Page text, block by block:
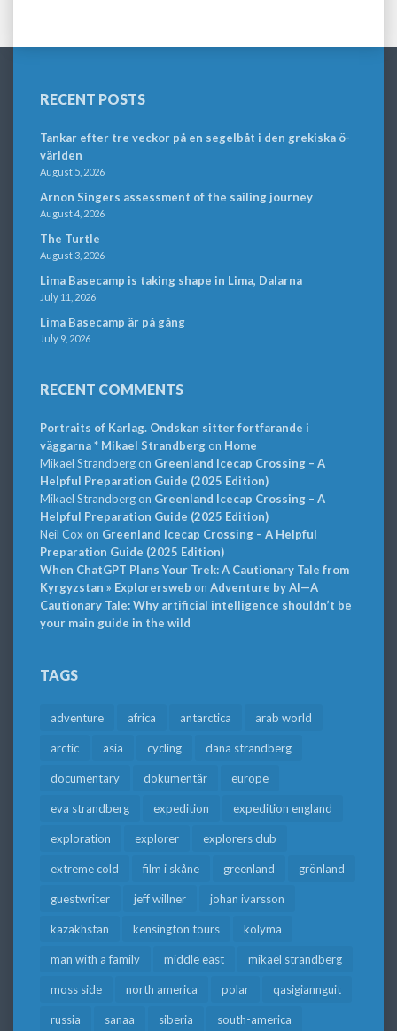
RECENT POSTS
Tankar efter tre veckor på en segelbåt i den grekiska ö-
världen
August 5, 2026
Arnon Singers assessment of the sailing journey
August 4, 2026
The Turtle
August 3, 2026
Lima Basecamp is taking shape in Lima, Dalarna
July 11, 2026
Lima Basecamp är på gång
July 9, 2026
RECENT COMMENTS
Portraits of Karlag. Ondskan sitter fortfarande i
väggarna * Mikael Strandbergon Home
Mikael Strandbergon Greenland Icecap Crossing – A
Helpful Preparation Guide (2025 Edition)
Mikael Strandbergon Greenland Icecap Crossing – A
Helpful Preparation Guide (2025 Edition)
Neil Cox on Greenland Icecap Crossing – A Helpful
Preparation Guide (2025 Edition)
When ChatGPT Plans Your Trek: A Cautionary Tale from
Kyrgyzstan » Explorersweb on Adventure by AI—A
Cautionary Tale: Why artificial intelligence shouldn’t be
your main guide in the wild
TAGS
adventure africa antarctica arab world
arctic asia cycling dana strandberg
documentary dokumentär europe
eva strandberg expedition expedition england
exploration explorer explorers club
extreme cold film i skåne greenland grönland
guestwriter jeff willner johan ivarsson
kazakhstan kensington tours kolyma
man with a family middle east mikael strandberg
moss side north america polar qasigiannguit
russia sanaa siberia south-america